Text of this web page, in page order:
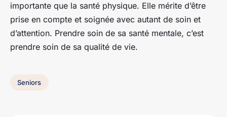
importante que la santé physique. Elle mérite d’être
prise en compte et soignée avec autant de soin et
d’attention. Prendre soin de sa santé mentale, c’est
prendre soin de sa qualité de vie.
Seniors